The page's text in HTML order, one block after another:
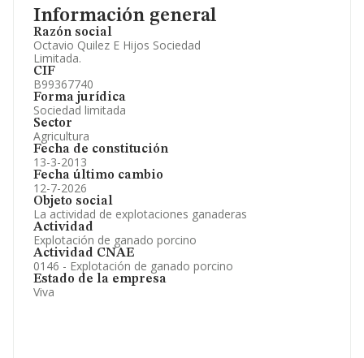
Información general
Razón social
Octavio Quilez E Hijos Sociedad
Limitada.
CIF
B99367740
Forma jurídica
Sociedad limitada
Sector
Agricultura
Fecha de constitución
13-3-2013
Fecha último cambio
12-7-2026
Objeto social
La actividad de explotaciones ganaderas
Actividad
Explotación de ganado porcino
Actividad CNAE
0146 - Explotación de ganado porcino
Estado de la empresa
Viva
Información oficial y registral complementaria.